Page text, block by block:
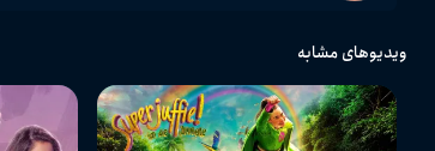
ویدیوهای مشابه